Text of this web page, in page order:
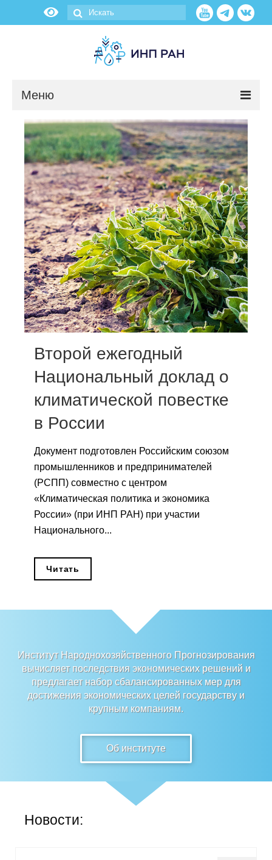
Меню
Новости
О нас
Об институте
Научные подразделения
Администрация
Сотрудники
Отчетность
Противодействие коррупции
Материалы для СМИ
Публикации
Научная жизнь
Издания
Проблемы прогнозирования
О журнале
Номера журналов
Общие требования
Стандарты оформления
Научные труды
О журнале
Выпуски
Редакционная этика
Информация для авторов
Общие требования
Второй ежегодный
Национальный доклад о
климатической повестке
в России
Документ подготовлен Российским союзом
промышленников и предпринимателей
(РСПП) совместно с центром
«Климатическая политика и экономика
России» (при ИНП РАН) при участии
Национального...
Читать
Институт Народнохозяйственного Прогнозирования
вычисляет последствия экономических решений и
предлагает набор сбалансированных мер для
достижения экономических целей государству и
крупным компаниям.
Об институте
Новости: